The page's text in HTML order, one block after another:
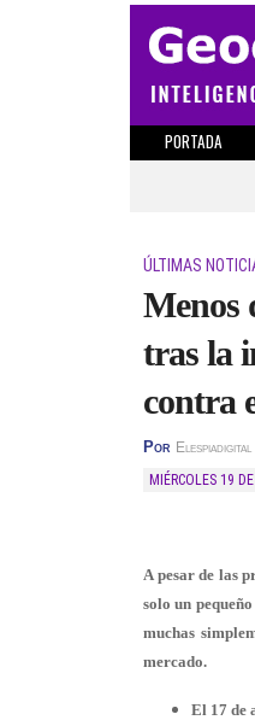
PORTADA
ÚLTIMAS
Menos
tras la
contra
Por Elespiadigital
MIÉRCOLES 19
A pesar de las
solo un
muchas
mercado.
El 17 de